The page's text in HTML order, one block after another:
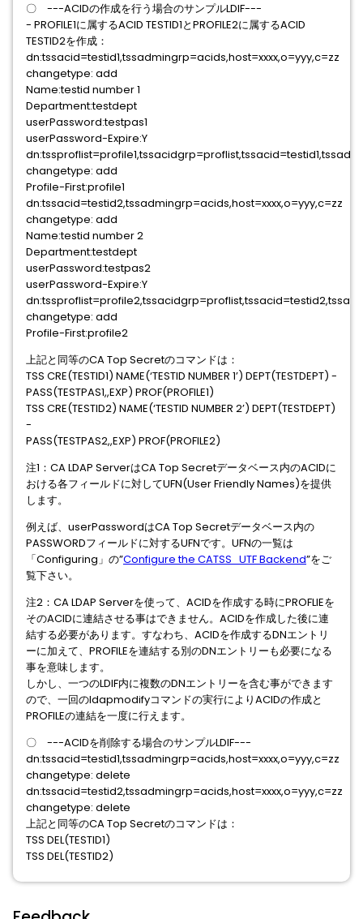
〇 ---ACIDの作成を行う場合のサンプルLDIF---
- PROFILE1に属するACID TESTID1とPROFILE2に属するACID
TESTID2を作成：
dn:tssacid=testid1,tssadmingrp=acids,host=xxxx,o=yyy,c=zz
changetype: add
Name:testid number 1
Department:testdept
userPassword:testpas1
userPassword-Expire:Y
changetype: add
Profile-First:profile1
dn:tssacid=testid2,tssadmingrp=acids,host=xxxx,o=yyy,c=zz
changetype: add
Name:testid number 2
Department:testdept
userPassword:testpas2
userPassword-Expire:Y
changetype: add
Profile-First:profile2
上記と同等のCA Top Secretのコマンドは：
TSS CRE(TESTID1) NAME(‘TESTID NUMBER 1’) DEPT(TESTDEPT) -
PASS(TESTPAS1,,EXP) PROF(PROFILE1)
TSS CRE(TESTID2) NAME(‘TESTID NUMBER 2’) DEPT(TESTDEPT)
-
PASS(TESTPAS2,,EXP) PROF(PROFILE2)
注1：CA LDAP ServerはCA Top Secretデータベース内のACIDに
おける各フィールドに対してUFN(User Friendly Names)を提供
します。
例えば、userPasswordはCA Top Secretデータベース内の
PASSWORDフィールドに対するUFNです。UFNの一覧は
「Configuring」の”Configure the CATSS_UTF Backend”をご
覧下さい。
注2：CA LDAP Serverを使って、ACIDを作成する時にPROFLIEを
そのACIDに連結させる事はできません。ACIDを作成した後に連
結する必要があります。すなわち、ACIDを作成するDNエントリ
ーに加えて、PROFILEを連結する別のDNエントリーも必要になる
事を意味します。
しかし、一つのLDIF内に複数のDNエントリーを含む事ができます
ので、一回のldapmodifyコマンドの実行によりACIDの作成と
PROFILEの連結を一度に行えます。
〇 ---ACIDを削除する場合のサンプルLDIF---
dn:tssacid=testid1,tssadmingrp=acids,host=xxxx,o=yyy,c=zz
changetype: delete
dn:tssacid=testid2,tssadmingrp=acids,host=xxxx,o=yyy,c=zz
changetype: delete
上記と同等のCA Top Secretのコマンドは：
TSS DEL(TESTID1)
TSS DEL(TESTID2)